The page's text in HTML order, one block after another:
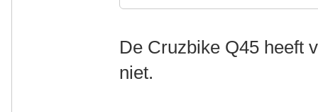
De Cruzbike Q45 heeft
niet.